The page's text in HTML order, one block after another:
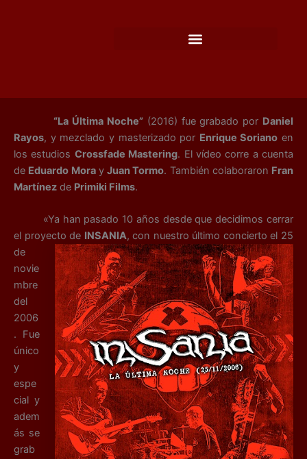
“La Última Noche”(2016) fue grabado por Daniel
Rayos, y mezclado y masterizado por Enrique Soriano en
los estudios Crossfade Mastering. El vídeo corre a cuenta
de Eduardo Moray Juan Tormo. También colaboraron Fran
Martínez de Primiki Films.
«Ya han pasado 10 años desde que decidimos cerrar
el proyecto de INSANIA, con nuestro último concierto el 25
de
novie
mbre
del
2006
. Fue
único
y
espe
cial y
adem
ás se
grab